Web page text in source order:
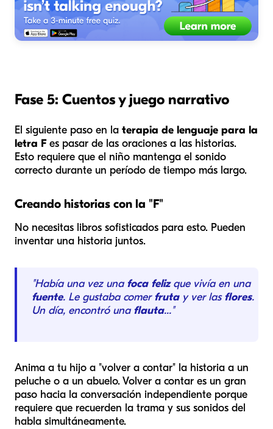
Fase 5: Cuentos y juego narrativo
El siguiente paso en la terapia de lenguaje para la
letra Fes pasar de las oraciones a las historias.
Esto requiere que el niño mantenga el sonido
correcto durante un período de tiempo más largo.
Creando historias con la "F"
No necesitas libros sofisticados para esto. Pueden
inventar una historia juntos.
"Había una vez una foca felizque vivía en una
fuente. Le gustaba comerfrutay ver lasflores.
Un día, encontró una flauta..."
Anima a tu hijo a "volver a contar" la historia a un
peluche o a un abuelo. Volver a contar es un gran
paso hacia la conversación independiente porque
requiere que recuerden la trama y sus sonidos del
habla simultáneamente.